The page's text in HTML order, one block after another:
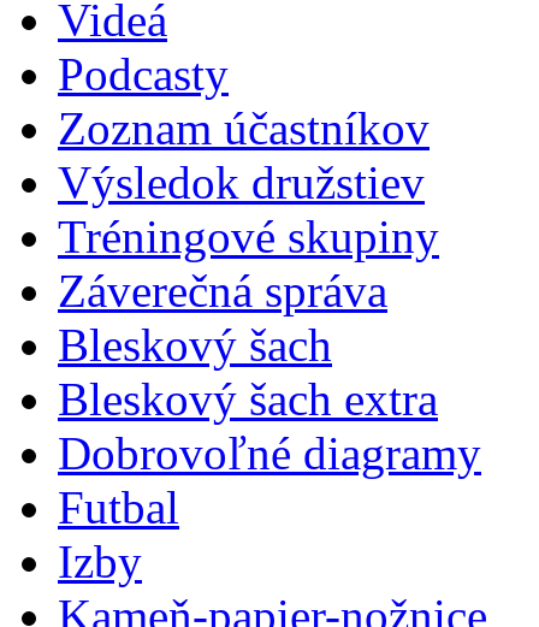
Videá
Podcasty
Zoznam účastníkov
Výsledok družstiev
Tréningové skupiny
Záverečná správa
Bleskový šach
Bleskový šach extra
Dobrovoľné diagramy
Futbal
Izby
Kameň-papier-nožnice